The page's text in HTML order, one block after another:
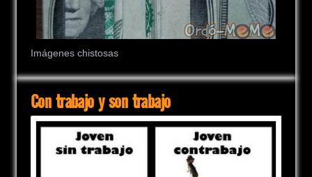
Imágenes chistosas
Con trabajo y son trabajo